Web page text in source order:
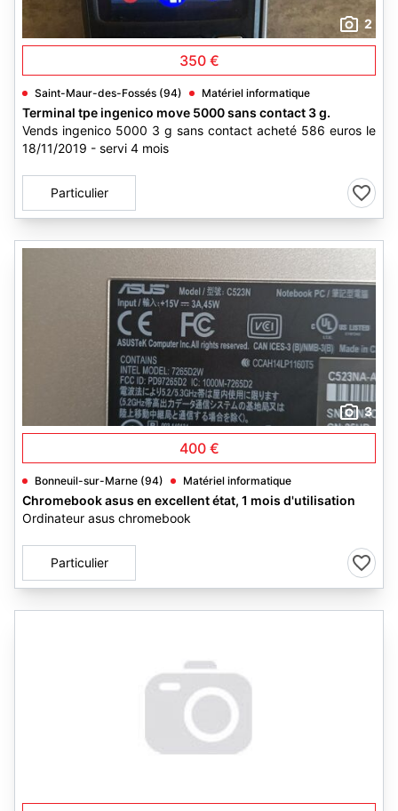
2
350 €
Saint-Maur-des-Fossés (94) Matériel informatique
Terminal tpe ingenico move 5000 sans contact 3 g.
Vends ingenico 5000 3 g sans contact acheté 586 euros le
18/11/2019 - servi 4 mois
Particulier
3
400 €
Bonneuil-sur-Marne (94) Matériel informatique
Chromebook asus en excellent état, 1 mois d'utilisation
Ordinateur asus chromebook
Particulier